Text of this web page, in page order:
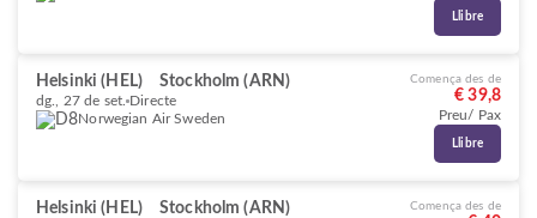
Llibre
Helsinki (HEL) Stockholm (ARN)
dg., 27 de set. Directe
Norwegian Air Sweden
Comença des de
€ 39,8
Preu/ Pax
Llibre
Helsinki (HEL) Stockholm (ARN) Comença des de